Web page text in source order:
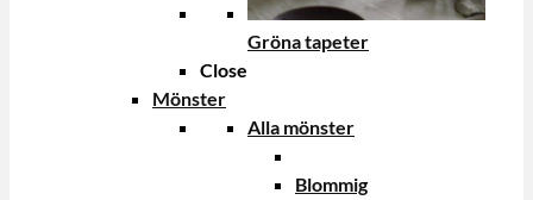
Gröna tapeter
Close
Mönster
Alla mönster
Blommig